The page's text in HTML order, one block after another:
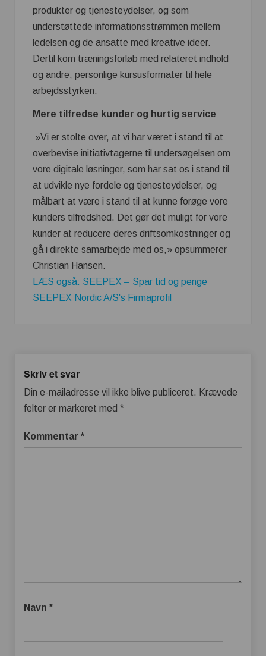
produkter og tjenesteydelser, og som
understøttede informationsstrømmen mellem
ledelsen og de ansatte med kreative ideer.
Dertil kom træningsforløb med relateret indhold
og andre, personlige kursusformater til hele
arbejdsstyrken.
Mere tilfredse kunder og hurtig service
»Vi er stolte over, at vi har været i stand til at
overbevise initiativtagerne til undersøgelsen om
vore digitale løsninger, som har sat os i stand til
at udvikle nye fordele og tjenesteydelser, og
målbart at være i stand til at kunne forøge vore
kunders tilfredshed. Det gør det muligt for vore
kunder at reducere deres driftsomkostninger og
gå i direkte samarbejde med os,» opsummerer
Christian Hansen.
LÆS også: SEEPEX – Spar tid og penge
SEEPEX Nordic A/S's Firmaprofil
Skriv et svar
Din e-mailadresse vil ikke blive publiceret. Krævede
felter er markeret med *
Kommentar *
Navn *